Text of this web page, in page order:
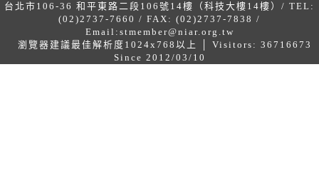
台北市106-36 和平東路二段106號14樓（科技大樓14樓）/ TEL:
(02)2737-7660 / FAX: (02)2737-7838 /
Email: stmember@niar.org.tw
瀏覽器建議最佳解析度1024x768以上 │ Visitors: 36716673
Since 2012/03/10